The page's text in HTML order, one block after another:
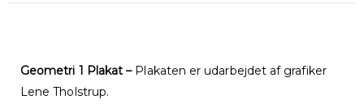
Geometri 1 Plakat –Plakaten er udarbejdet af grafiker
Lene Tholstrup.